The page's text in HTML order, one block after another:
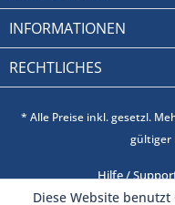
INFORMATIONEN
RECHTLICHES
* Alle Preise inkl. gesetzl.
gültiger
Hilfe /
Diese Website